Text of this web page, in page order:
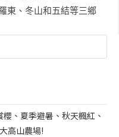
東、冬山和五結等三鄉
、夏季避暑、秋天楓紅、
高山農場!